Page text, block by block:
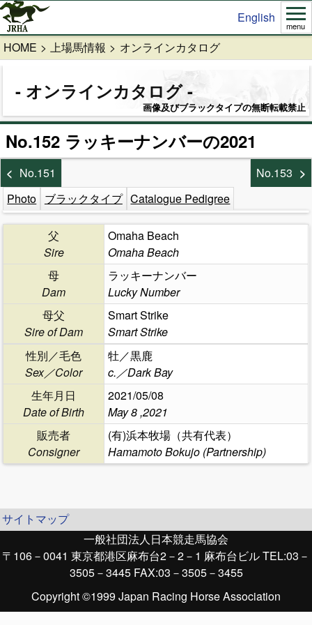
English
menu
HOME 上場馬情報 オンラインカタログ
オンラインカタログ
画像及びブラックタイプの無断転載禁止
No.152 ラッキーナンバーの2021
No.151
No.153
Photo ブラックタイプ Catalogue Pedigree
父
Sire
Omaha Beach
Omaha Beach
母
Dam
ラッキーナンバー
Lucky Number
母父
Sire of Dam
Smart Strike
Smart Strike
性別／毛色
Sex／Color
牡／黒鹿
c.／Dark Bay
生年月日
Date of Birth
2021/05/08
May 8 ,2021
販売者
Consigner
(有)浜本牧場（共有代表）
Hamamoto Bokujo (Partnership)
サイトマップ
一般社団法人日本競走馬協会
〒106－0041 東京都港区麻布台2－2－1 麻布台ビル TEL:03－
3505－3445 FAX:03－3505－3455
Copyright ©1999 Japan Racing Horse Association